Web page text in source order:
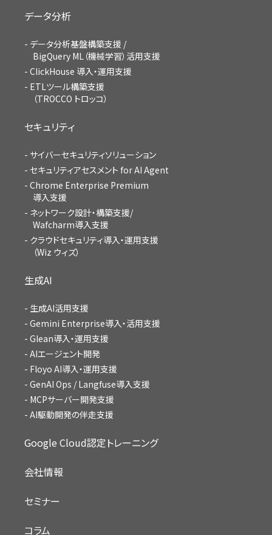
データ分析
データ分析基盤構築支援 /
BigQuery ML（機械学習）活用支援
ClickHouse 導入・運用支援
ETLツール構築支援
（TROCCO トロッコ）
セキュリティ
サイバーセキュリティソリューション
セキュリティアセスメント for AI Agent
Chrome Enterprise Premium
導入支援
ネットワーク設計・構築支援/
Wafcharm導入支援
クラウドセキュリティ導入・運用支援
（Wiz ウィズ）
生成AI
生成AI活用支援
Gemini Enterprise導入・活用支援
Glean導入・運用支援
AIエージェント開発
Floyo AI導入・運用支援
GenAI Ops / Langfuse導入支援
MCPサーバー開発支援
AI駆動開発の伴走支援
Google Cloud認定トレーニング
会社情報
セミナー
コラム